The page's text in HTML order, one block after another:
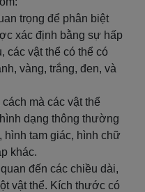
trọng để phân biệt
xác định bằng sự hấp
các vật thể có thể có
vàng, trắng, đen, và
mà các vật thể
dạng thông thường
hình tam giác, hình chữ
khác.
đến các chiều dài,
vật thể. Kích thước có